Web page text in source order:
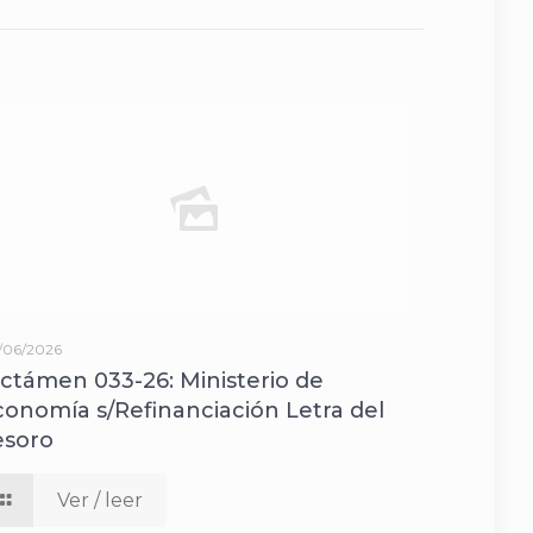
2026
033-26: Ministerio de
s/Refinanciación Letra del
Ver / leer